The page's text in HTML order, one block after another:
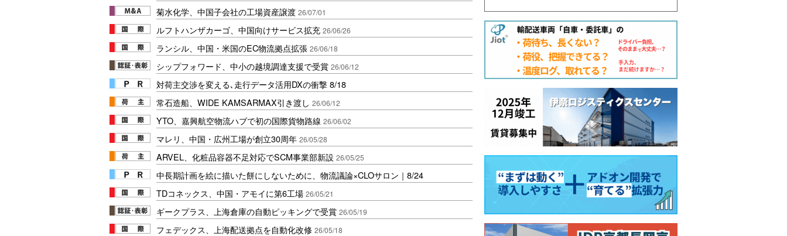
菊水化学、中国子会社の工場資産譲渡 26/07/01
ルフトハンザカーゴ、中国向けサービス拡充 26/06/26
ランシル、中国・米国のEC物流拠点拡張 26/06/18
シップフォワード、中小の越境調達支援で受賞 26/06/12
対荷主交渉を変える､走行データ活用DXの衝撃 8/18
常石造船、WIDE KAMSARMAX引き渡し 26/06/12
YTO、嘉興航空物流ハブで初の国際貨物路線 26/06/02
マレリ、中国・広州工場が創立30周年 26/05/28
ARVEL、化粧品容器不足対応でSCM事業部新設 26/05/25
中長期計画を絵に描いた餅にしないために、物流議論×CLOサロン｜8/24
TDコネックス、中国・アモイに第6工場 26/05/21
ギークプラス、上海倉庫の自動ピッキングで受賞 26/05/19
フェデックス、上海配送拠点を自動化改修 26/05/18